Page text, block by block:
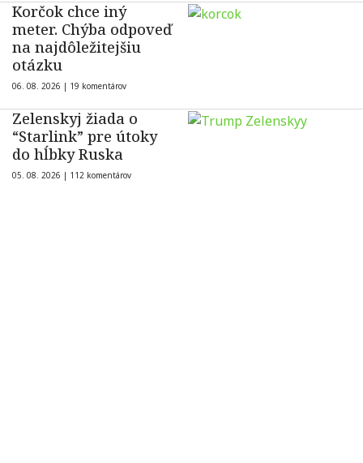
Korčok chce iný
meter. Chýba odpoveď
na najdôležitejšiu
otázku
06. 08. 2026 | 19 komentárov
Zelenskyj žiada o
“Starlink” pre útoky
do hĺbky Ruska
05. 08. 2026 | 112 komentárov